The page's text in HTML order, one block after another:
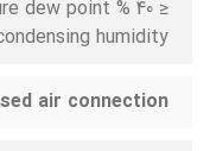
dew point
humidity
air connection